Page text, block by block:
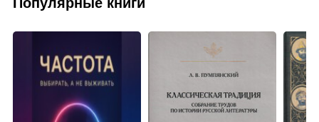
Популярные книги